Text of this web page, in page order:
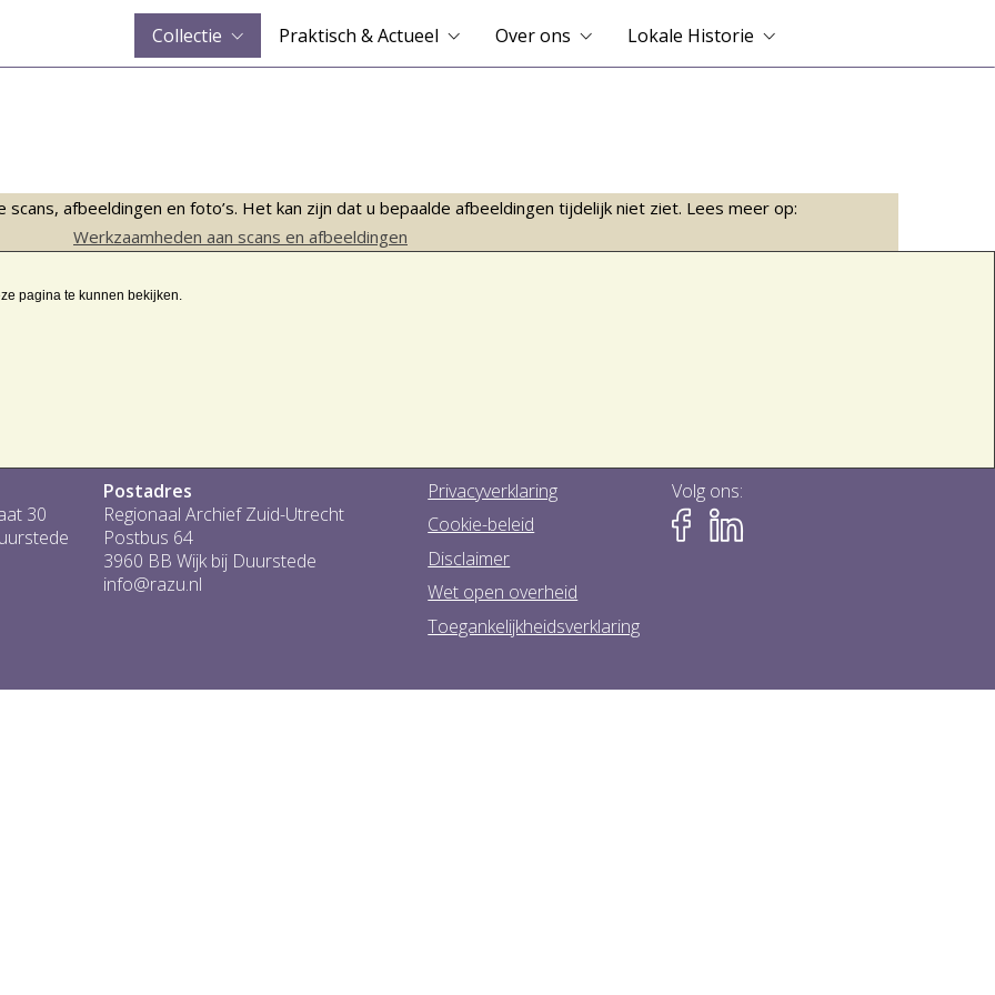
Collectie Praktisch & Actueel Over ons Lokale Historie
scans, afbeeldingen en foto’s. Het kan zijn dat u bepaalde afbeeldingen tijdelijk niet ziet. Lees meer op:
Werkzaamheden aan scans en afbeeldingen
pagina te kunnen bekijken.
30
Postadres
Regionaal Archief Zuid-Utrecht
Postbus 64
3960 BB Wijk bij Duurstede
info@razu.nl
Privacyverklaring
Cookie-beleid
Disclaimer
Wet open overheid
Toegankelijkheidsverklaring
Volg ons: